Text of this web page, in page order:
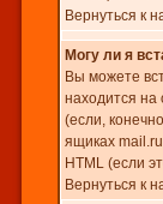
Вернуться к
Могу ли я
Вы можете
находится на
(если,
ящиках
HTML (если
Вернуться к